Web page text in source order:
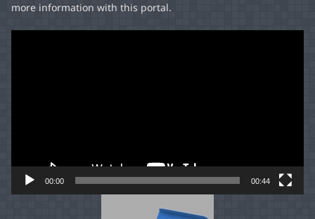
more information with this portal.
00:00 00:44